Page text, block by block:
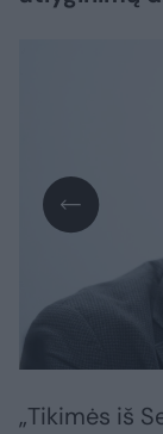
„Tikimės iš